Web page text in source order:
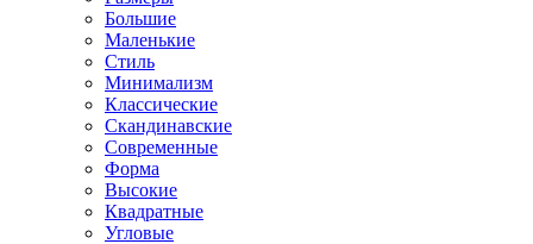
Большие
Маленькие
Стиль
Минимализм
Классические
Скандинавские
Современные
Форма
Высокие
Квадратные
Угловые